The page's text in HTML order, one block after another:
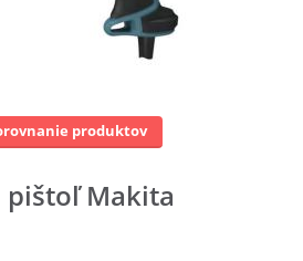
produktov
pištoľ Makita